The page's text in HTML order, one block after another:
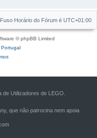
Horário do Fórum é UTC+01:00
© phpBB Limited
Utilizadores de LEGO.
que não patrocina nem apoia